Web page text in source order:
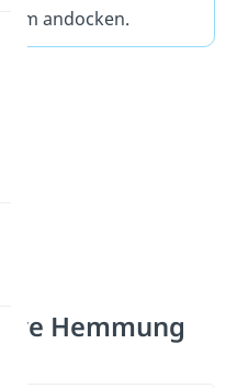
andocken.
Hemmung